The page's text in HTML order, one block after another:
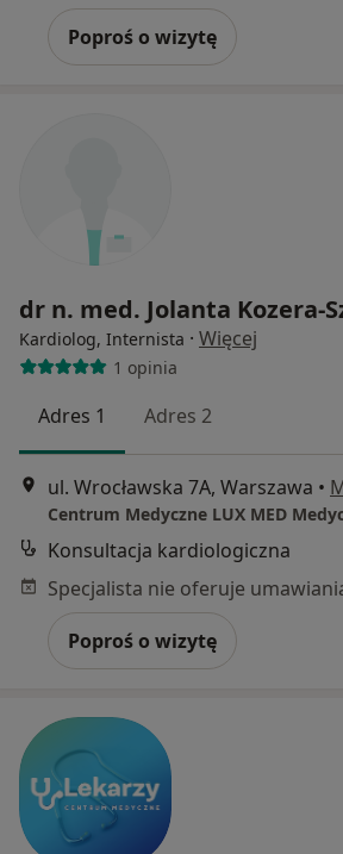
Poproś o wizytę
dr n. med. Jolanta Kozera-
Kardiolog, Internista · Więcej
1 opinia
Adres 1 Adres 2
ul. Wrocławska 7A, Warszawa •
Konsultacja kardiologiczna
Poproś o wizytę